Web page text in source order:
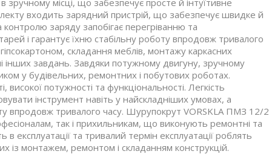
входить зарядний пристрій, що забезпечує швидке й
заряду запобігає перегріванню та
і гарантує їхню стабільну роботу впродовж тривалого
складання меблів, монтажу каркасних
інших завдань. Завдяки потужному двигуну, зручному
у будівельних, ремонтних і побутових роботах.
потужності та функціональності. Легкість
інструмент навіть у найскладніших умовах, а
впродовж тривалого часу. Шурупокрут VORSKLA ПМЗ 12/2
так і прихильникам, що виконують ремонтні та
експлуатації та тривалий термін експлуатації роблять
монтажем, ремонтом і складанням конструкцій.